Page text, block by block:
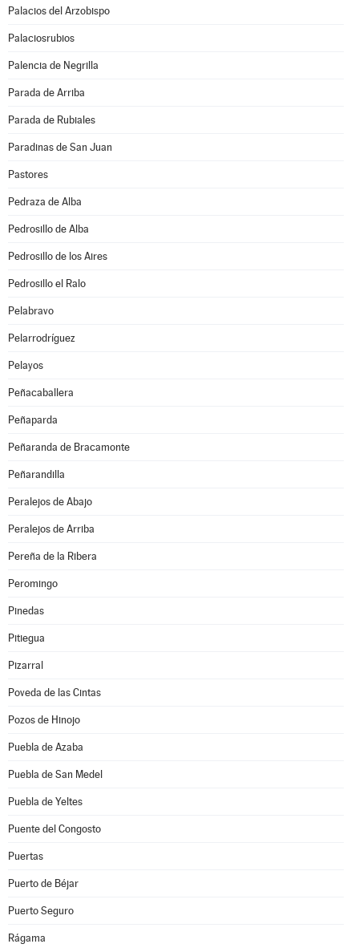
Palacios del Arzobispo
Palaciosrubios
Palencia de Negrilla
Parada de Arriba
Parada de Rubiales
Paradinas de San Juan
Pastores
Pedraza de Alba
Pedrosillo de Alba
Pedrosillo de los Aires
Pedrosillo el Ralo
Pelabravo
Pelarrodríguez
Pelayos
Peñacaballera
Peñaparda
Peñaranda de Bracamonte
Peñarandilla
Peralejos de Abajo
Peralejos de Arriba
Pereña de la Ribera
Peromingo
Pinedas
Pitiegua
Pizarral
Poveda de las Cintas
Pozos de Hinojo
Puebla de Azaba
Puebla de San Medel
Puebla de Yeltes
Puente del Congosto
Puertas
Puerto de Béjar
Puerto Seguro
Rágama